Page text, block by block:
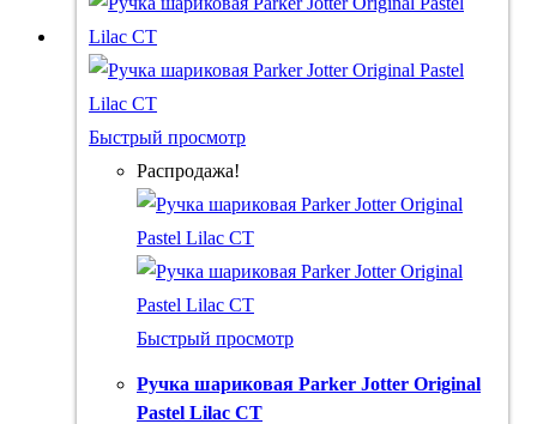
Быстрый просмотр
Распродажа!
Быстрый просмотр
Ручка шариковая Parker Jotter Original
Pastel Lilac CT